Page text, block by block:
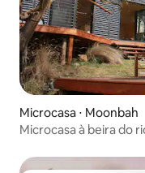
Microcasa ⋅ Moonbah
Microcasa à beira do